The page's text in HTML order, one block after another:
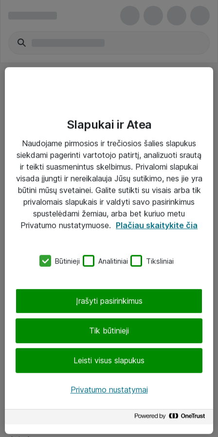
Paslaugos
Sprendimai
Įgyvendinti projektai
Atea ekspertų patarimai verslui
eShop@atea.lt
LinkedIn
Slapukai ir Atea
Naudojame pirmosios ir trečiosios šalies slapukus
siekdami pagerinti vartotojo patirtį, analizuoti srautą
ir teikti suasmenintus skelbimus. Privalomi slapukai
visada įjungti ir nereikalauja Jūsų sutikimo, nes jie yra
būtini mūsų svetainei. Galite sutikti su visais arba tik
privalomais slapukais ir valdyti savo pasirinkimus
spustelėdami žemiau, arba bet kuriuo metu
Privatumo nustatymuose. Plačiau skaitykite čia
Būtinieji Analitiniai Tiksliniai
Tik būtinieji
Leisti visus slapukus
Įrašyti pasirinkimus
Privatumo nustatymai